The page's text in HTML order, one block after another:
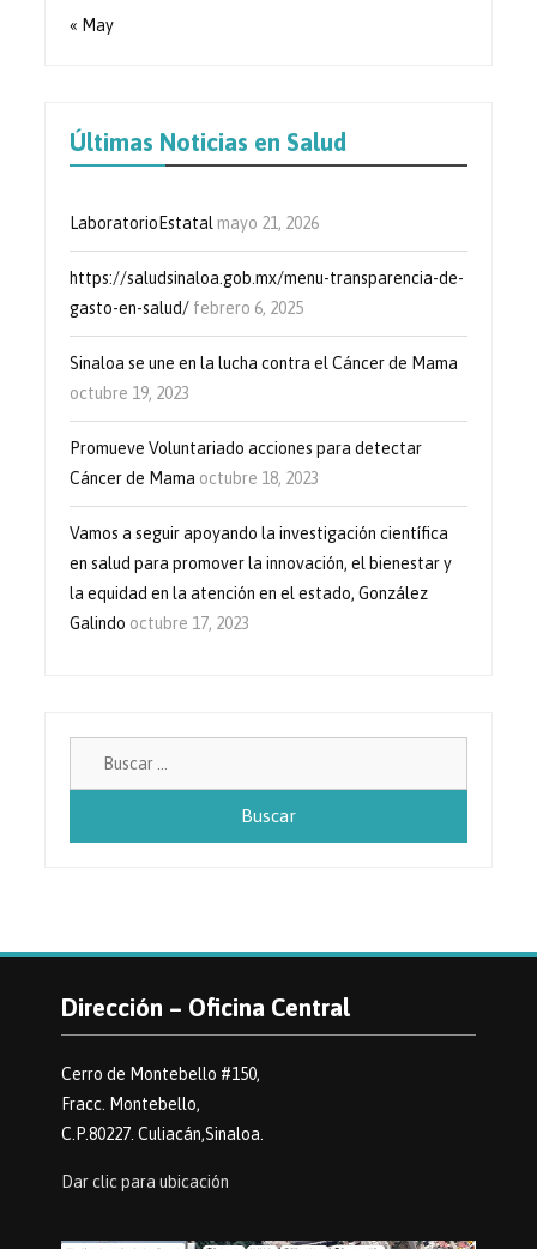
« May
Últimas Noticias en Salud
LaboratorioEstatal mayo 21, 2026
https://saludsinaloa.gob.mx/menu-transparencia-de-
gasto-en-salud/ febrero 6, 2025
Sinaloa se une en la lucha contra el Cáncer de Mama
octubre 19, 2023
Promueve Voluntariado acciones para detectar
Cáncer de Mama octubre 18, 2023
Vamos a seguir apoyando la investigación científica
en salud para promover la innovación, el bienestar y
la equidad en la atención en el estado, González
Galindo octubre 17, 2023
Dirección – Oficina Central
Cerro de Montebello #150,
Fracc. Montebello,
C.P.80227. Culiacán,Sinaloa.
Dar clic para ubicación